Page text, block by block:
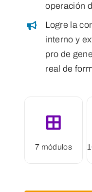
operación
Logre la
interno y
pro de
real de
7 módulos